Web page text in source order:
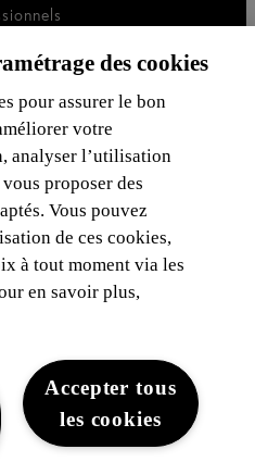
site WLTP Vie privée
des cookies
pour assurer le bon
votre
analyser l’utilisation
proposer des
Vous pouvez
de ces cookies,
à tout moment via les
en savoir plus,
Accepter tous
les cookies